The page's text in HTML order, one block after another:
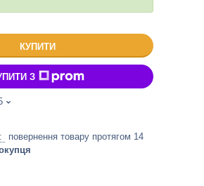
КУПИТИ
З
повернення товару протягом 14